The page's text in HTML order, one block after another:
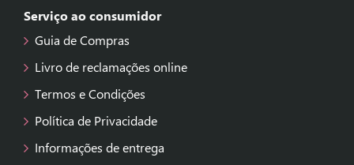
Serviço ao consumidor
Guia de Compras
Livro de reclamações online
Termos e Condições
Política de Privacidade
Informações de entrega